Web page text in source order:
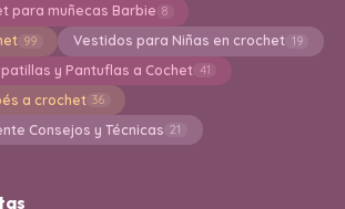
para muñecas Barbie 8
99 Vestidos para Niñas en crochet 19
y Pantuflas a Cochet 41
a crochet 36
Consejos y Técnicas 21